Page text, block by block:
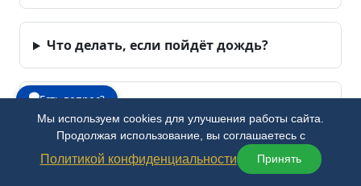
Что делать, если пойдёт дождь?
Нужна ли сцена?
Есть вопрос?
Мы используем cookies для улучшения работы сайта.
Продолжая использование, вы соглашаетесь с
Политикой конфиденциальности Принять